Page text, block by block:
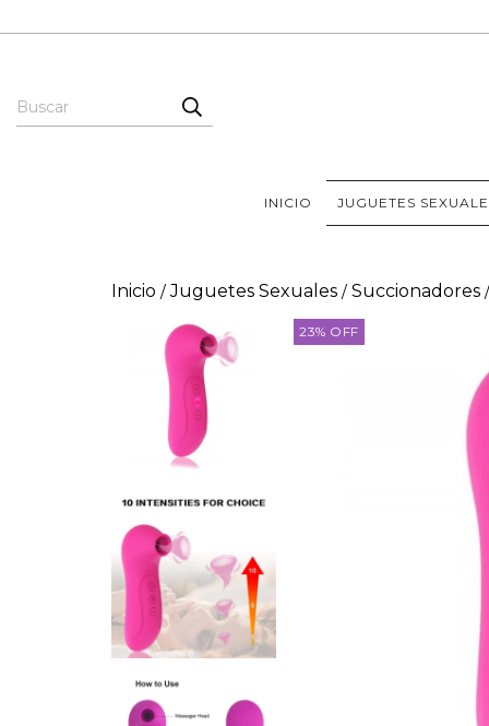
INICIO JUGUETES
Inicio / Juguetes Sexuales / Succionadores /
23% OFF